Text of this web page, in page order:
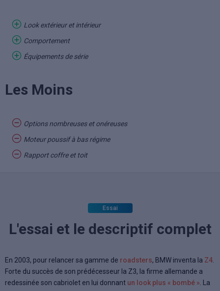
Look extérieur et intérieur
Comportement
Équipements de série
Les Moins
Options nombreuses et onéreuses
Moteur poussif à bas régime
Rapport coffre et toit
Essai
L'essai et le descriptif complet
En 2003, pour relancer sa gamme de roadsters, BMW inventa la Z4
Forte du succès de son prédécesseur la Z3, la firme allemande a
redessinée son cabriolet en lui donnant un look plus « bombé » . La